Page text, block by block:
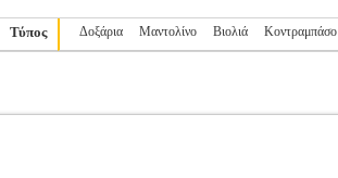
Τύπος Δοξάρια Μαντολίνο Βιολιά Κοντραμπάσο